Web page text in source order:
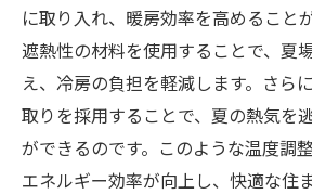
に取り入れ、暖房効率を高めること
遮熱性の材料を使用することで、夏
え、冷房の負担を軽減します。さら
取りを採用することで、夏の熱気を
ができるのです。このような温度調
エネルギー効率が向上し、快適な住